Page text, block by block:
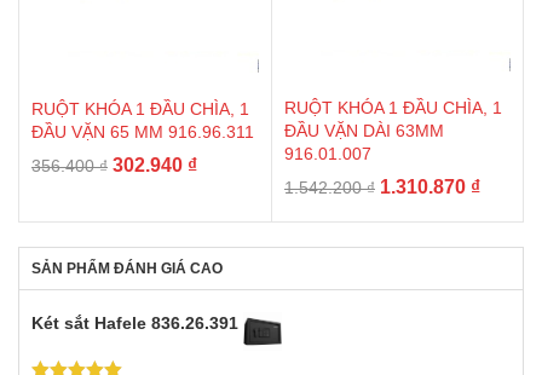
RUỘT KHÓA 1 ĐẦU CHÌA, 1
ĐẦU VẶN 65 MM 916.96.311
356.400₫ Giá
302.940 ₫Giá
302.940 ₫.
RUỘT KHÓA 1 ĐẦU CHÌA, 1
ĐẦU VẶN DÀI 63MM
916.01.007
1.542.200₫ Giá
1.310.870 ₫Giá
SẢN PHẨM ĐÁNH GIÁ CAO
Két sắt Hafele 836.26.391